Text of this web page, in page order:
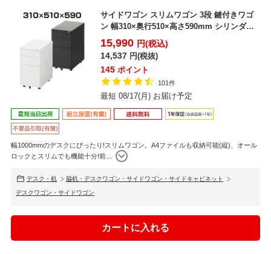
サイドワゴン スリムワゴン 3段 鍵付きワゴ
ン 幅310×奥行510×高さ590mm シリンダー
錠 ...
15,990 円(税込)
14,537 円(税抜)
145 ポイント
101件
最短 08/17(月) お届け予定
幅1000mmのデスクにぴったり!スリムワゴン。A4ファイルも収納可能(縦)、オール
ロックとスリムでも機能十分!前…
デスク・机 脇机・デスクワゴン・サイドワゴン・サイドキャビネット
デスクワゴン・サイドワゴン